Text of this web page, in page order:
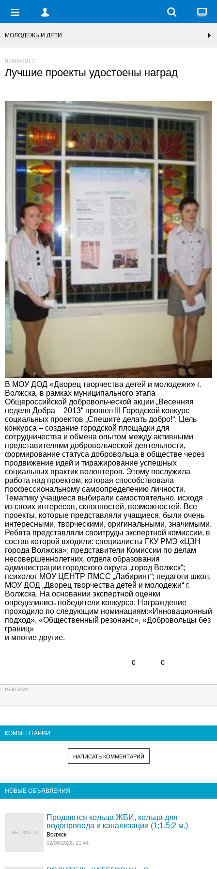
МОЛОДЕЖЬ И ДЕТИ
07/05/2013
Лучшие проекты удостоены наград
В МОУ ДОД «Дворец творчества детей и молодежи» г.
Волжска, в рамках муниципального этапа
Общероссийской добровольческой акции „Весенняя
неделя Добра – 2013“ прошел III Городской конкурс
социальных проектов „Спешите делать добро!“. Цель
конкурса – создание городской площадки для
сотрудничества и обмена опытом между активными
представителями добровольческой деятельности,
формирование статуса добровольца в обществе через
продвижение идей и тиражирование успешных
социальных практик волонтеров. Этому послужила
работа над проектом, которая способствовала
профессиональному самоопределению личности.
Тематику учащиеся выбирали самостоятельно, исходя
из своих интересов, склонностей, возможностей. Все
проекты, которые представляли учащиеся, были очень
интересными, творческими, оригинальными, значимыми.
Ребята представляли своитруды экспертной комиссии, в
состав которой входили: специалисты ГКУ РМЭ «ЦЗН
города Волжска»; представители Комиссии по делам
несовершеннолетних, отдела образования
администрации городского округа „город Волжск“;
психолог МОУ ЦЕНТР ПМСС „Лабиринт“; педагоги школ,
МОУ ДОД „Дворец творчества детей и молодежи“ г.
Волжска. На основании экспертной оценки
определились победители конкурса. Награждение
проходило по следующим номинациям:«Инновационный
подход», «Общественный резонанс», «Добровольцы без
границ»
и многие другие.
0 0
КОММЕНТАРИИ
НАПИСАТЬ КОММЕНТАРИЙ
НОВЫЕ ОБЪЯВЛЕНИЯ
НЕТ ФОТО
Продаются кольца ЖБИ, кольца для
водопровода и канализации (1;1,5;2 м.)
Волжск
02/08/2026, 21:44